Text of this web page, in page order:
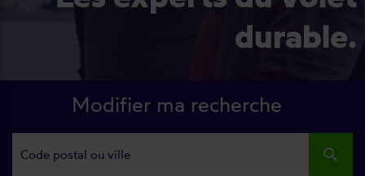
durable.
Modifier ma recherche
search